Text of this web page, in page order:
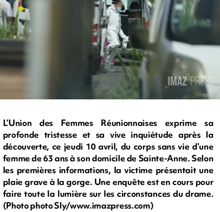
L’Union des Femmes Réunionnaises exprime sa
profonde tristesse et sa vive inquiétude après la
découverte, ce jeudi 10 avril, du corps sans vie d’une
femme de 63 ans à son domicile de Sainte-Anne. Selon
les premières informations, la victime présentait une
plaie grave à la gorge. Une enquête est en cours pour
faire toute la lumière sur les circonstances du drame.
(Photo photo Sly/www.imazpress.com)